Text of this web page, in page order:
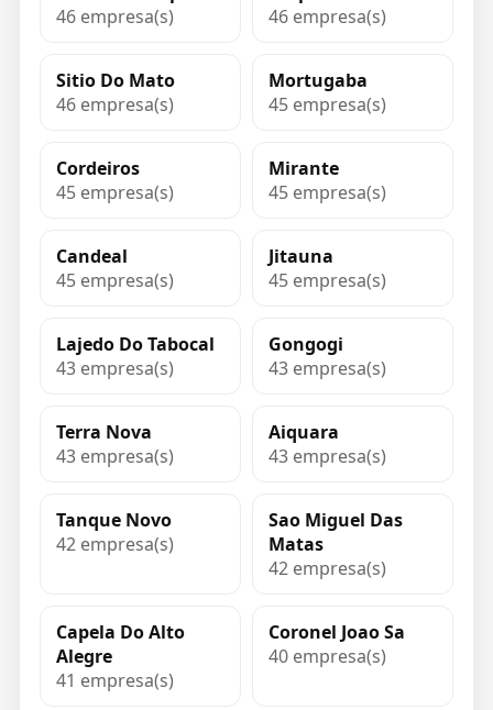
46 empresa(s)
46 empresa(s)
Sitio Do Mato
46 empresa(s)
Mortugaba
45 empresa(s)
Cordeiros
45 empresa(s)
Mirante
45 empresa(s)
Candeal
45 empresa(s)
Jitauna
45 empresa(s)
Lajedo Do Tabocal
43 empresa(s)
Gongogi
43 empresa(s)
Terra Nova
43 empresa(s)
Aiquara
43 empresa(s)
Tanque Novo
42 empresa(s)
Sao Miguel Das
Matas
42 empresa(s)
Capela Do Alto
Alegre
41 empresa(s)
Coronel Joao Sa
40 empresa(s)